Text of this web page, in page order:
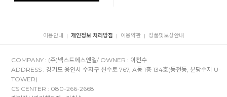
이용안내 | 개인정보 처리방침 | 이용약관 | 정품및보상안내
COMPANY : (주)넥스트에스엔엘/ OWNER : 이천수
ADDRESS : 경기도 용인시 수지구 신수로 767, A동 1층 134호(동천동, 분당수지 U-
TOWER)
CS CENTER : 080-266-2668